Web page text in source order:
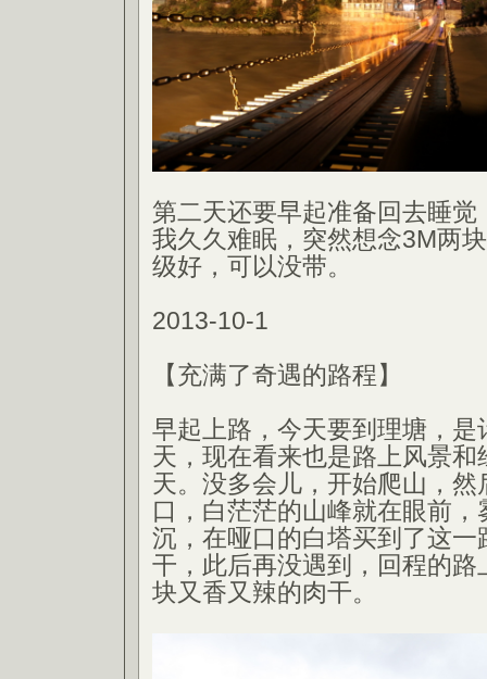
第二天还要早起准备回去睡
我久久难眠，突然想念3M两
级好，可以没带。
2013-10-1
【充满了奇遇的路程】
早起上路，今天要到理塘，是
天，现在看来也是路上风景和
天。没多会儿，开始爬山，然
口，白茫茫的山峰就在眼前
沉，在哑口的白塔买到了这一
干，此后再没遇到，回程的路
块又香又辣的肉干。